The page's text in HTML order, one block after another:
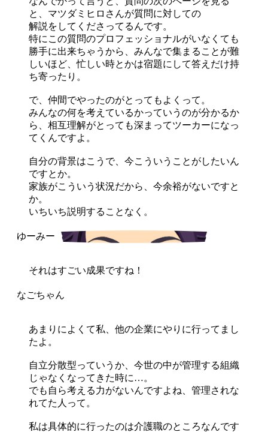
と、マツダミヒロさんが質問に対しての
解説をしてくださってるんです。
特にこの質問のプロフェッショナルがいなくても
勝手に出来ちゃうから、みんなで集まることが難
しいほど、忙しい時とかは宿題にして答えだけ持
ち寄ったり。
で、仲間でやったのがとってもよくって。
みんなの何を考えているかっていうのが分かるか
ら、相互理解がとっても深まってツーカーになっ
てくんですよ。
自分の背景はこうで、今こういうことがしたいん
ですとか。
家族がこういう状況だから、今余裕がないですと
か。
いちいち説明することなく。
それはすごい成果ですね！
あまりによくて私、他の企業にやりに行ってまし
たよ。
自立分散型っていうか、今世の中が管理する組織
じゃなくなってきた時に…。
でも自ら考える力がないんですよね、管理されな
れてた人って。
私は具体的に行ったのは介護職のところなんです